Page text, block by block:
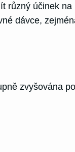
různý účinek
dávce,
zvyšována